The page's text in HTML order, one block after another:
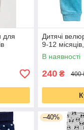
для
Дитячі
9-12
В наявності
240 ₴ 400
–40%